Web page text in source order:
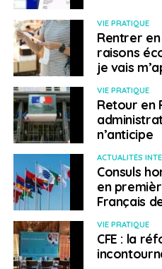
l’aviation et à la
L’accès au territoire
personnes pouvant
test négatif au
de 7 jours avant leur
du test doit être
surhttps://
des-frontieres
Avant leur arrivée
doivent également
disponible
surhttps://
des-frontieres .
Toutes les
VIE PRATIQUE
Rentrer
raisons
je vais
VIE PRATIQUE
Retour en
n’anticipe
ACTUALITÉS
Consuls
en
Français
VIE PRATIQUE
CFE : la